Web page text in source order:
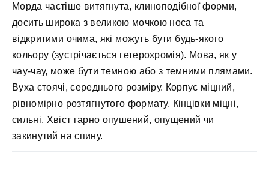
Морда частіше витягнута, клиноподібної форми,
досить широка з великою мочкою носа та
відкритими очима, які можуть бути будь-якого
кольору (зустрічається гетерохромія). Мова, як у
чау-чау, може бути темною або з темними плямами.
Вуха стоячі, середнього розміру. Корпус міцний,
рівномірно розтягнутого формату. Кінцівки міцні,
сильні. Хвіст гарно опушений, опущений чи
закинутий на спину.